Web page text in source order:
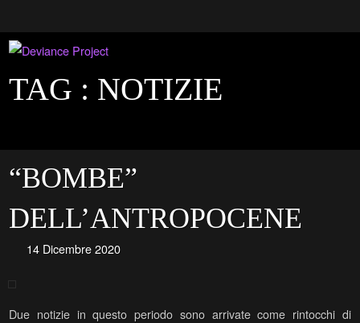
TAG : NOTIZIE
“BOMBE”
DELL’ANTROPOCENE
14 Dicembre 2020
Due notizie in questo periodo sono arrivate come rintocchi di